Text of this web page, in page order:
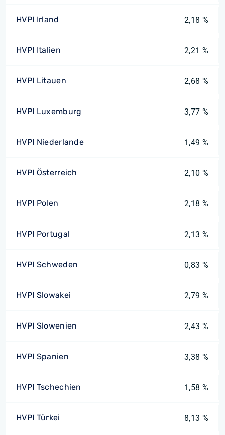
HVPI Irland 2,18 %
HVPI Italien 2,21 %
HVPI Litauen 2,68 %
HVPI Luxemburg 3,77 %
HVPI Niederlande 1,49 %
HVPI Österreich 2,10 %
HVPI Polen 2,18 %
HVPI Portugal 2,13 %
HVPI Schweden 0,83 %
HVPI Slowakei 2,79 %
HVPI Slowenien 2,43 %
HVPI Spanien 3,38 %
HVPI Tschechien 1,58 %
HVPI Türkei 8,13 %